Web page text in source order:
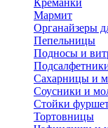
Креманки
Мармит
Органайзеры
Пепельницы
Подносы и
Сахарницы и
Соусники и
Стойки
Тортовницы